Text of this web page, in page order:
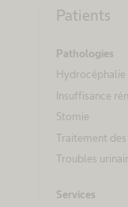
Patients
Pathologies
Hydrocéphalie
Insuffisance
Stomie
Traitement
Troubles
Services